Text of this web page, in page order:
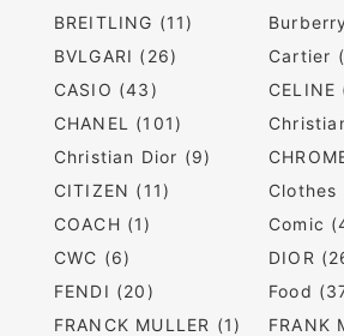
BREITLING (11)
BVLGARI (26)
Cartier
CASIO (43)
CELINE
CHANEL (101)
Christian Dior (9)
CITIZEN (11)
Clothes
COACH (1)
Comic
CWC (6)
DIOR
FENDI (20)
Food
FRANCK MULLER (1)
FRANK